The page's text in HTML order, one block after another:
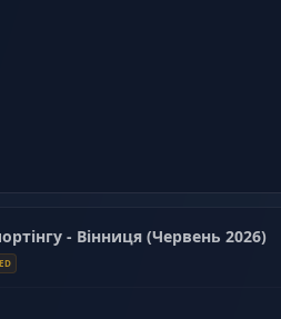
- Вінниця (Червень 2026)